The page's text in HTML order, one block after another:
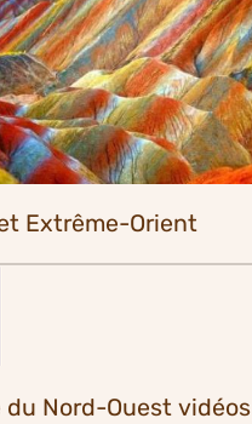
Extrême-Orient
du Nord-Ouest vidéos